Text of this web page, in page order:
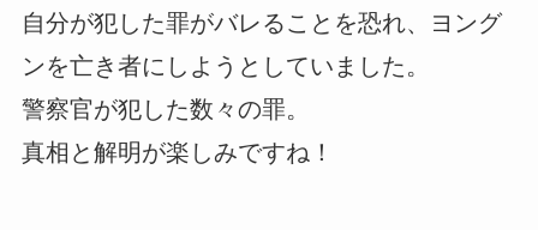
自分が犯した罪がバレることを恐れ、ヨング
ンを亡き者にしようとしていました。
警察官が犯した数々の罪。
真相と解明が楽しみですね！